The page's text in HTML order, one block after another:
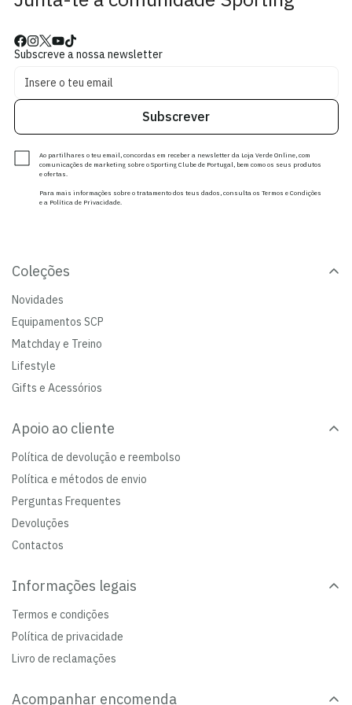
Subscreve a nossa newsletter
Subscrever
Ao partilhares o teu email, concordas em receber a newsletter da Loja Verde Online, com
comunicações de marketing sobre o Sporting Clube de Portugal, bem como os seus produtos
e ofertas.
Para mais informações sobre o tratamento dos teus dados, consulta os Termos e Condições
e a Política de Privacidade.
Coleções
Novidades
Equipamentos SCP
Matchday e Treino
Lifestyle
Gifts e Acessórios
Apoio ao cliente
Política de devolução e reembolso
Política e métodos de envio
Perguntas Frequentes
Devoluções
Contactos
Informações legais
Termos e condições
Política de privacidade
Livro de reclamações
Acompanhar encomenda